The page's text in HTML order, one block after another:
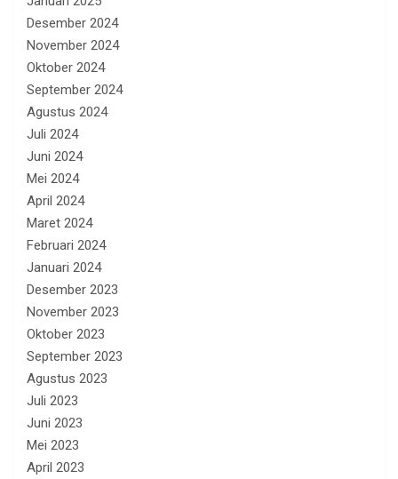
Desember 2024
November 2024
Oktober 2024
September 2024
Agustus 2024
Juli 2024
Juni 2024
Mei 2024
April 2024
Maret 2024
Februari 2024
Januari 2024
Desember 2023
November 2023
Oktober 2023
September 2023
Agustus 2023
Juli 2023
Juni 2023
Mei 2023
April 2023